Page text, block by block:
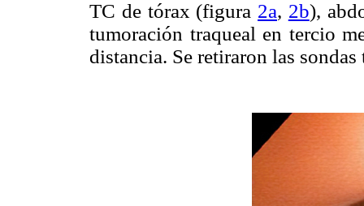
TC de tórax (figura 2a, 2b),
tumoración traqueal en tercio
distancia. Se retiraron las sondas